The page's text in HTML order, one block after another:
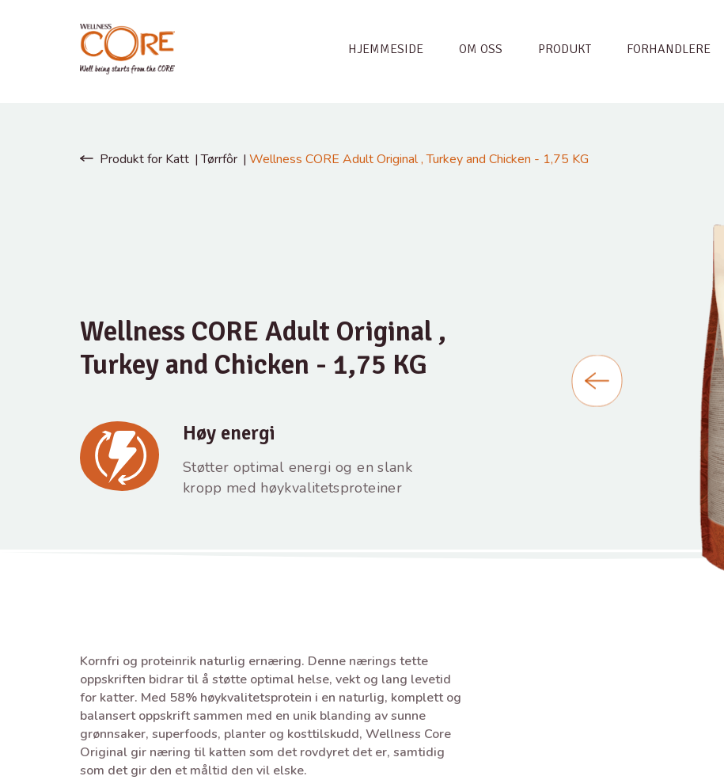
HJEMMESIDE OM OSS PRODUKT FORHANDLERE
Produkt for Katt Tørrfôr Wellness CORE Adult Original , Turkey and Chicken - 1,75 KG
Wellness CORE Adult Original ,
Turkey and Chicken - 1,75 KG
Høy energi
Støtter optimal energi og en slank
kropp med høykvalitetsproteiner
Kornfri og proteinrik naturlig ernæring. Denne nærings tette
oppskriften bidrar til å støtte optimal helse, vekt og lang levetid
for katter. Med 58% høykvalitetsprotein i en naturlig, komplett og
balansert oppskrift sammen med en unik blanding av sunne
grønnsaker, superfoods, planter og kosttilskudd, Wellness Core
Original gir næring til katten som det rovdyret det er, samtidig
som det gir den et måltid den vil elske.